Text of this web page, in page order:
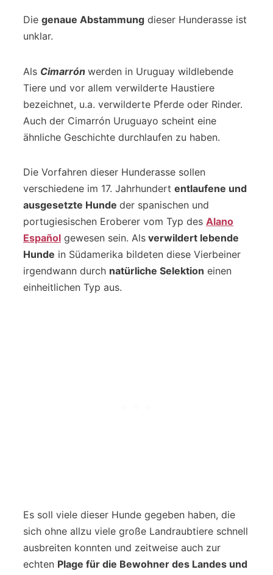
Die genaue Abstammung dieser Hunderasse ist
unklar.
Als Cimarrón werden in Uruguay wildlebende
Tiere und vor allem verwilderte Haustiere
bezeichnet, u.a. verwilderte Pferde oder Rinder.
Auch der Cimarrón Uruguayo scheint eine
ähnliche Geschichte durchlaufen zu haben.
Die Vorfahren dieser Hunderasse sollen
verschiedene im 17. Jahrhundert entlaufene und
ausgesetzte Hunde der spanischen und
portugiesischen Eroberer vom Typ des Alano
Español gewesen sein. Als verwildert lebende
Hunde in Südamerika bildeten diese Vierbeiner
irgendwann durch natürliche Selektion einen
einheitlichen Typ aus.
Es soll viele dieser Hunde gegeben haben, die
sich ohne allzu viele große Landraubtiere schnell
ausbreiten konnten und zeitweise auch zur
echten Plage für die Bewohner des Landes und